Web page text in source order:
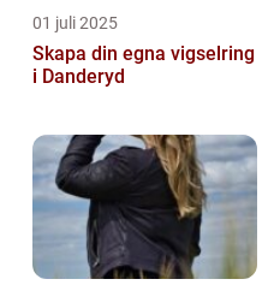
01 juli 2025
Skapa din egna vigselring
i Danderyd